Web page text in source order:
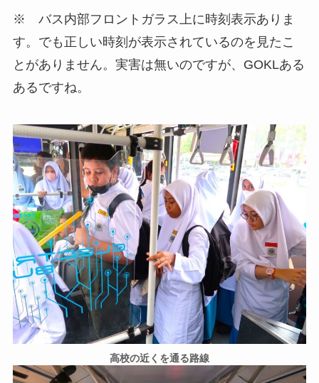
※ バス内部フロントガラス上に時刻表示ありま
す。でも正しい時刻が表示されているのを見たこ
とがありません。実害は無いのですが、GOKLある
あるですね。
高校の近くを通る路線